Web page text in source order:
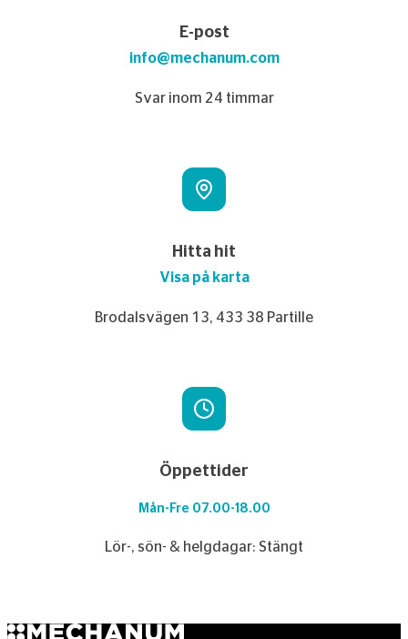
E-post
info@mechanum.com
Svar inom 24 timmar
Hitta hit
Visa på karta
Brodalsvägen 13, 433 38 Partille
Öppettider
Mån-Fre 07.00-18.00
Lör-, sön- & helgdagar: Stängt